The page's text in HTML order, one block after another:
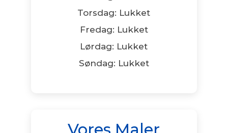
Torsdag: Lukket
Fredag: Lukket
Lørdag: Lukket
Søndag: Lukket